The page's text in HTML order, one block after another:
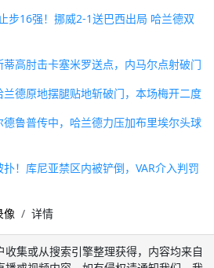
步16强！挪威2-1送巴西出局 哈兰德双
高肘击卡塞米罗送点，内马尔点射破门
德原地摆腿贴地斩破门，本场梅开二度
鲁普传中，哈兰德力压加布里埃尔头球
！库尼亚禁区内被铲倒，VAR介入判罚
像 详情
集或从搜索引擎整理获得，内容均来自